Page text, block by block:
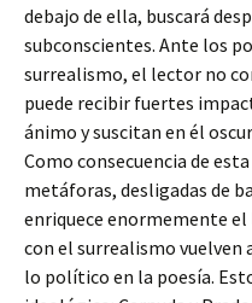
debajo de ella, buscará
subconscientes. Ante los
surrealismo, el lector no
puede recibir fuertes
ánimo y suscitan en él
Como consecuencia de
metáforas, desligadas de
enriquece enormemente
con el surrealismo vuelven
lo político en la poesía.